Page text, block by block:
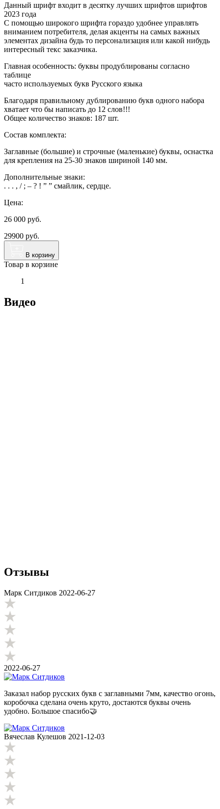
Данный шрифт входит в десятку лучших шрифтов шрифтов
2023 года
С помощью широкого шрифта гораздо удобнее управлять
вниманием потребителя, делая акценты на самых важных
элементах дизайна будь то персонализация или какой нибудь
интересный текс заказчика.
Главная особенность: буквы продублированы согласно
таблице
часто используемых букв Русского языка
Благодаря правильному дублированию букв одного набора
хватает что бы написать до 12 слов!!!
Общее количество знаков: 187 шт.
Состав комплекта:
Заглавные (большие) и строчные (маленькие) буквы, оснастка
для крепления на 25-30 знаков шириной 140 мм.
Дополнительные знаки:
. . . , / ; – ? ! ” ” смайлик, сердце.
Цена:
26 000 руб.
29900 руб.
В корзину
Товар в корзине
1
Видео
Отзывы
Марк Ситдиков 2022-06-27
2022-06-27
Заказал набор русских букв с заглавными 7мм, качество огонь,
коробочка сделана очень круто, достаются буквы очень
удобно. Большое спасибо🤝
Вячеслав Кулешов 2021-12-03